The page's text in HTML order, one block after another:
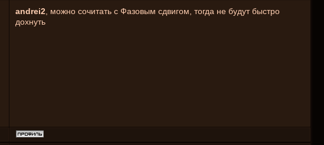
andrei2 , можно сочитать с Фазовым сдвигом, тогда не будут быстро
дохнуть